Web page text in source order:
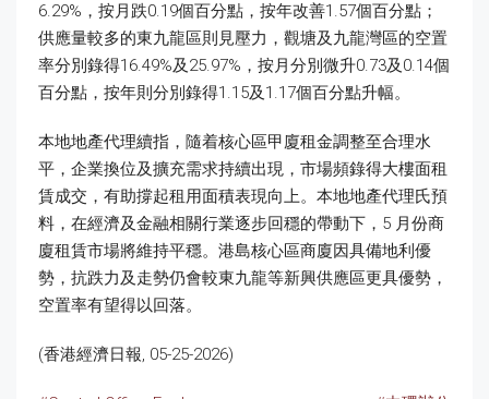
6.29%，按月跌0.19個百分點，按年改善1.57個百分點；
供應量較多的東九龍區則見壓力，觀塘及九龍灣區的空置
率分別錄得16.49%及25.97%，按月分別微升0.73及0.14個
百分點，按年則分別錄得1.15及1.17個百分點升幅。
本地地產代理續指，隨着核心區甲廈租金調整至合理水
平，企業換位及擴充需求持續出現，市場頻錄得大樓面租
賃成交，有助撐起租用面積表現向上。本地地產代理氏預
料，在經濟及金融相關行業逐步回穩的帶動下，5 月份商
廈租賃市場將維持平穩。港島核心區商廈因具備地利優
勢，抗跌力及走勢仍會較東九龍等新興供應區更具優勢，
空置率有望得以回落。
(香港經濟日報, 05-25-2026)